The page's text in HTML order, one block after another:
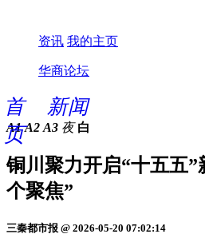
资讯 我的主页
华商论坛
首
页
新闻
A1 A2 A3 夜 白
铜川聚力开启“十五五
个聚焦”
三秦都市报 @ 2026-05-20 07:02:14